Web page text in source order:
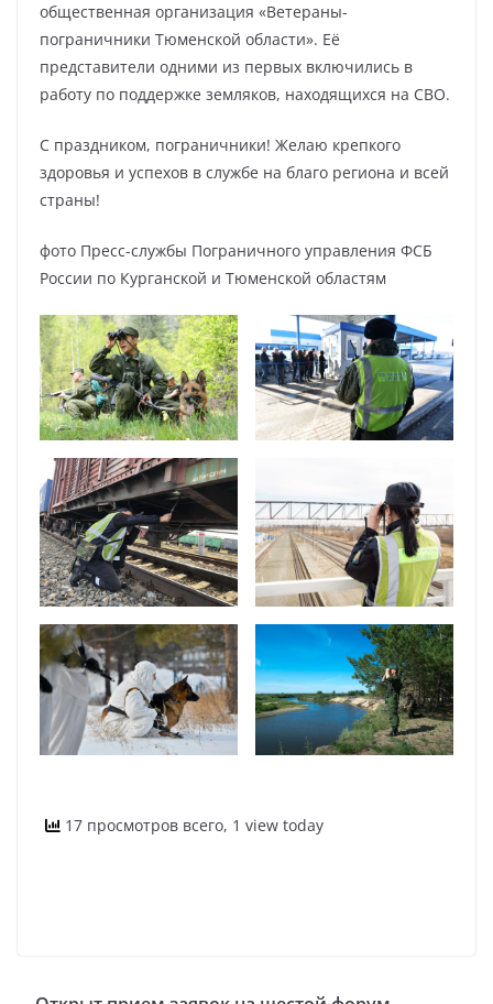
общественная организация «Ветераны-
пограничники Тюменской области». Её
представители одними из первых включились в
работу по поддержке земляков, находящихся на СВО.
С праздником, пограничники! Желаю крепкого
здоровья и успехов в службе на благо региона и всей
страны!
фото Пресс-службы Пограничного управления ФСБ
России по Курганской и Тюменской областям
17 просмотров всего, 1 view today